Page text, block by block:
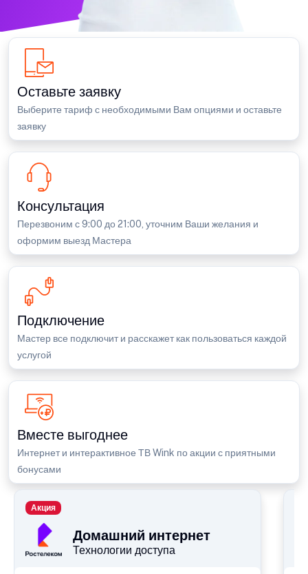
Оставьте заявку
Выберите тариф с необходимыми Вам опциями и оставьте
заявку
Консультация
Перезвоним с 9:00 до 21:00, уточним Ваши желания и
оформим выезд Мастера
Подключение
Мастер все подключит и расскажет как пользоваться каждой
услугой
Вместе выгоднее
Интернет и интерактивное ТВ Wink по акции с приятными
бонусами
Домашний интернет
Технологии доступа
Акция